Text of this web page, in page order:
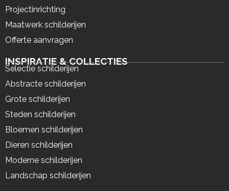
Projectinrichting
Maatwerk schilderijen
Offerte aanvragen
INSPIRATIE & COLLECTIES
Selectie schilderijen
Abstracte schilderijen
Grote schilderijen
Steden schilderijen
Bloemen schilderijen
Dieren schilderijen
Moderne schilderijen
Landschap schilderijen